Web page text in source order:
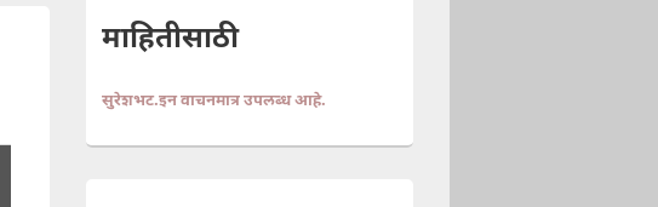
माहितीसाठी
सुरेशभट.इन वाचनमात्र उपलब्ध आहे.